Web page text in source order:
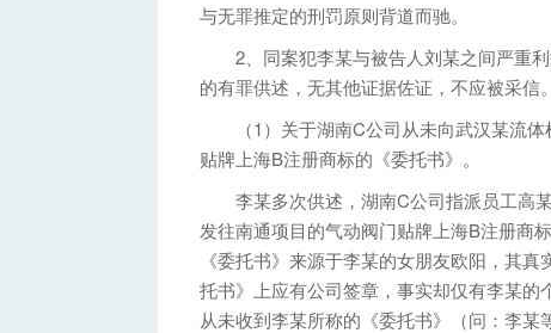
与无罪推定的刑罚原则背道而驰。
2、同案犯李某与被告人刘某之间严重利
的有罪供述，无其他证据佐证，不应被采信
（1）关于湖南C公司从未向武汉某流体
贴牌上海B注册商标的《委托书》。
李某多次供述，湖南C公司指派员工高
发往南通项目的气动阀门贴牌上海B注册商
《委托书》来源于李某的女朋友欧阳，其
托书》上应有公司签章，事实却仅有李某
从未收到李某所称的《委托书》（问：李